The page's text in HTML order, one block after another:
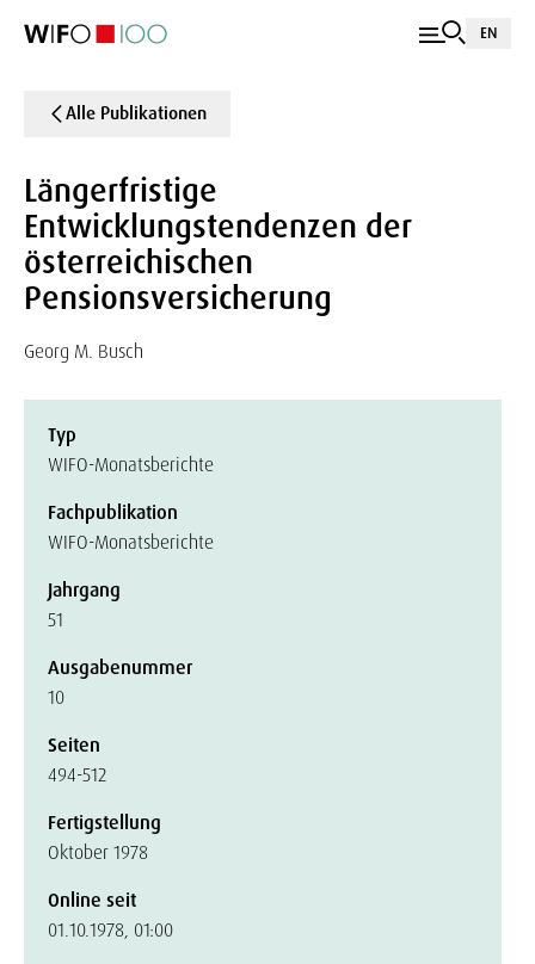
EN
Alle Publikationen
Längerfristige
Entwicklungstendenzen der
österreichischen
Pensionsversicherung
Georg M. Busch
Typ
WIFO-Monatsberichte
Fachpublikation
WIFO-Monatsberichte
Jahrgang
51
Ausgabenummer
10
Seiten
494-512
Fertigstellung
Oktober 1978
Online seit
01.10.1978, 01:00